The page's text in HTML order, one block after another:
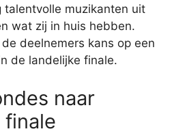
talentvolle muzikanten uit
wat zij in huis hebben.
deelnemers kans op een
de landelijke finale.
naar
finale